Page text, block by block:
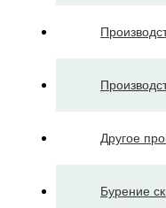
Другое
Бурение